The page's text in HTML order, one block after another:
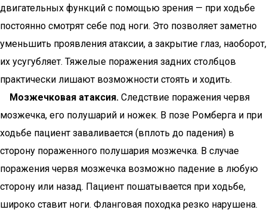
двигательных функций с помощью зрения — при ходьбе
постоянно смотрят себе под ноги. Это позволяет заметно
уменьшить проявления атаксии, а закрытие глаз, наоборот,
их усугубляет. Тяжелые поражения задних столбцов
практически лишают возможности стоять и ходить.
Мозжечковая атаксия. Следствие поражения червя
мозжечка, его полушарий и ножек. В позе Ромберга и при
ходьбе пациент заваливается (вплоть до падения) в
сторону пораженного полушария мозжечка. В случае
поражения червя мозжечка возможно падение в любую
сторону или назад. Пациент пошатывается при ходьбе,
широко ставит ноги. Фланговая походка резко нарушена.